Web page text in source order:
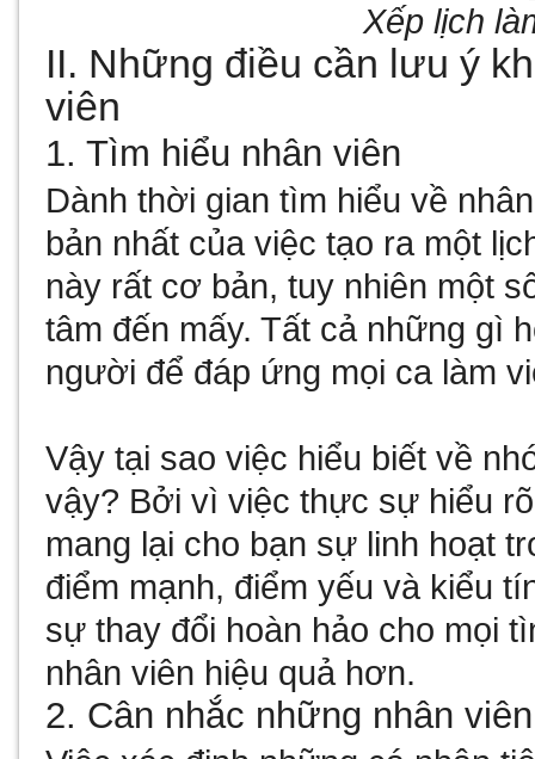
Xếp lịch
II. Những điều cần lưu ý
viên
1. Tìm hiểu nhân viên
Dành thời gian tìm hiểu về
bản nhất của việc tạo ra một
này rất cơ bản, tuy nhiên một
tâm đến mấy. Tất cả những gì
người để đáp ứng mọi ca làm
Vậy tại sao việc hiểu biết về
vậy? Bởi vì việc thực sự hiểu
mang lại cho bạn sự linh hoạt
điểm mạnh, điểm yếu và kiểu
sự thay đổi hoàn hảo cho mọi
nhân viên hiệu quả hơn.
2. Cân nhắc những nhân